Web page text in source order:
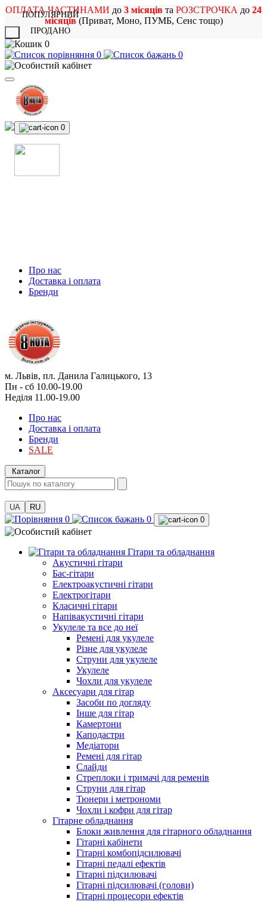
ОПЛАТА ЧАСТИНАМИ до 3 місяців та РОЗСТРОЧКА до 24
місяців(Приват, Моно, ПУМБ, Сенс тощо)
0
0
0
0
Про нас
Доставка і оплата
Бренди
м. Львів, пл. Данила Галицького, 13
Пн - сб 10.00-19.00
Неділя 11.00-19.00
Про нас
Доставка і оплата
Бренди
SALE
Каталог
UA RU
0 0 0
Гітари та обладнання
Акустичні гітари
Бас-гітари
Електроакустичні гітари
Електрогітари
Класичні гітари
Напівакустичні гітари
Укулеле та все до неї
Ремені для укулеле
Різне для укулеле
Струни для укулеле
Укулеле
Чохли для укулеле
Аксесуари для гітар
Засоби по догляду
Інше для гітар
Камертони
Каподастри
Медіатори
Ремені для гітар
Слайди
Стреплоки і тримачі для ременів
Струни для гітар
Тюнери і метрономи
Чохли і кофри для гітар
Гітарне обладнання
Блоки живлення для гітарного обладнання
Гітарні кабінети
Гітарні комбопідсилювачі
Гітарні педалі ефектів
Гітарні підсилювачі
Гітарні підсилювачі (голови)
Гітарні процесори ефектів
ПОПУЛЯРНИЙ
ПРОДАНО